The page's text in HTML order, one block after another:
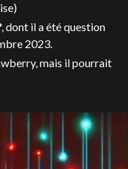
dont il a été question
2023.
mais il pourrait